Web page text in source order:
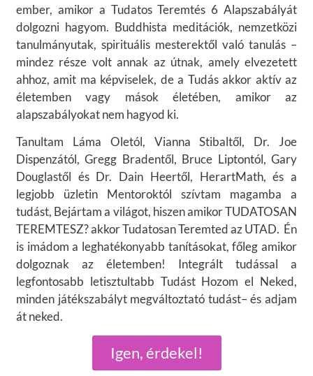
Igen, érdekel!
ember, amikor a Tudatos Teremtés 6 Alapszabályát
dolgozni hagyom. Buddhista meditációk, nemzetközi
tanulmányutak, spirituális mesterektől való tanulás –
mindez része volt annak az útnak, amely elvezetett
ahhoz, amit ma képviselek, de a Tudás akkor aktív az
életemben vagy mások életében, amikor az
alapszabályokat nem hagyod ki.
Tanultam Láma Oletól, Vianna Stibaltől, Dr. Joe
Dispenzától, Gregg Bradentől, Bruce Liptontól, Gary
Douglastől és Dr. Dain Heertől, HerartMath, és a
legjobb üzletin Mentoroktól szívtam magamba a
tudást, Bejártam a világot, hiszen amikor TUDATOSAN
TEREMTESZ? akkor Tudatosan Teremted az UTAD. Én
is imádom a leghatékonyabb tanításokat, főleg amikor
dolgoznak az életemben! Integrált tudással a
legfontosabb letisztultabb Tudást Hozom el Neked,
minden játékszabályt megváltoztató tudást– és adjam
át neked.